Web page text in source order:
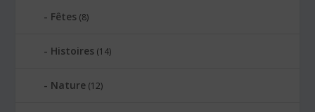
Fêtes (8)
Histoires (14)
Nature (12)